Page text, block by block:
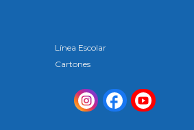
Línea Escolar
Cartones